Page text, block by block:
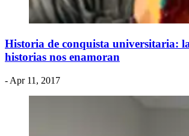
Historia de conquista universitaria:
historias nos enamoran
- Apr 11, 2017